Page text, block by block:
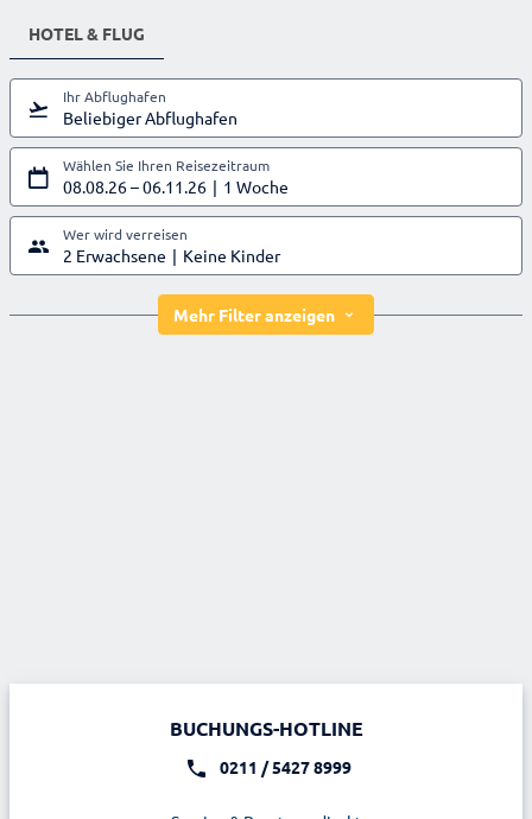
HOTEL & FLUG
Ihr Abflughafen
Beliebiger Abflughafen
Wählen Sie Ihren Reisezeitraum
08.08.26–06.11.26 1 Woche
Wer wird verreisen
2 Erwachsene Keine Kinder
Mehr Filter anzeigen
BUCHUNGS-HOTLINE
0211 / 5427 8999